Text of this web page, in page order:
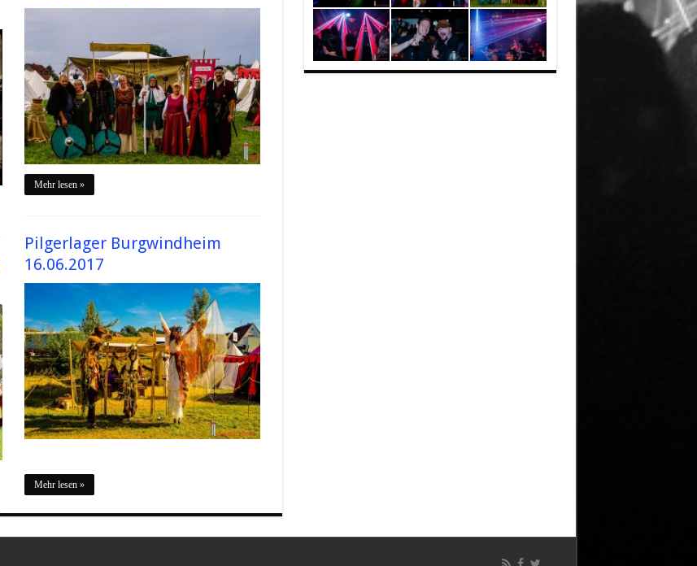
Mehr lesen »
Pilgerlager Burgwindheim
16.06.2017
Mehr lesen »